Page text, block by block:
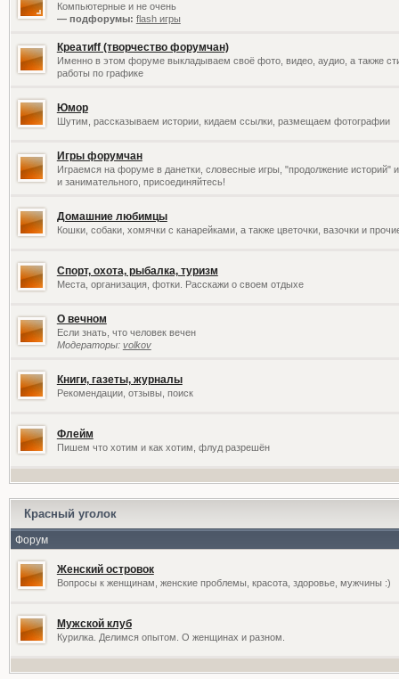
Компьютерные и не очень
— подфорумы: flash игры
Креатиff (творчество форумчан)
Именно в этом форуме выкладываем своё фото, видео, аудио, а также
работы по графике
Юмор
Шутим, рассказываем истории, кидаем ссылки, размещаем фотографии
Игры форумчан
Играемся на форуме в данетки, словесные игры, "продолжение историй"
и занимательного, присоединяйтесь!
Домашние любимцы
Кошки, собаки, хомячки с канарейками, а также цветочки, вазочки и
Спорт, охота, рыбалка, туризм
Места, организация, фотки. Расскажи о своем отдыхе
О вечном
Если знать, что человек вечен
Модераторы: volkov
Книги, газеты, журналы
Рекомендации, отзывы, поиск
Флейм
Пишем что хотим и как хотим, флуд разрешён
Красный уголок
Форум
Женский островок
Вопросы к женщинам, женские проблемы, красота, здоровье, мужчины :)
Мужской клуб
Курилка. Делимся опытом. О женщинах и разном.